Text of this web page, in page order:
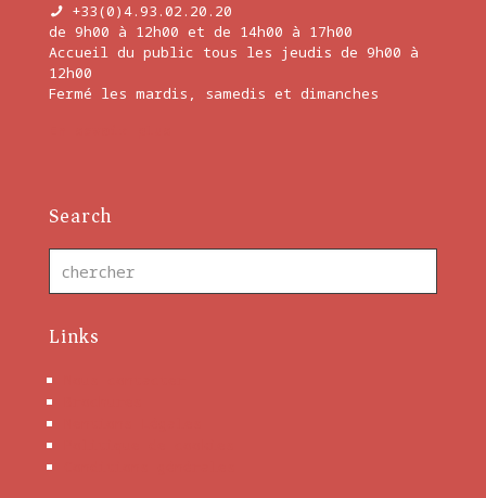
+33(0)4.93.02.20.20
de 9h00 à 12h00 et de 14h00 à 17h00
Accueil du public tous les jeudis de 9h00 à
12h00
Fermé les mardis, samedis et dimanches
Search
Links